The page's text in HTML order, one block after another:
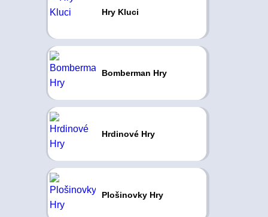
Hry Kluci
Bomberman Hry
Hrdinové Hry
Plošinovky Hry